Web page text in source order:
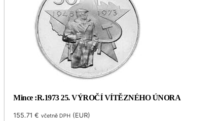
Mince :R.1973 25. VÝROČÍ VÍTĚZNÉHO ÚNORA
155.71€ včetně DPH (EUR)